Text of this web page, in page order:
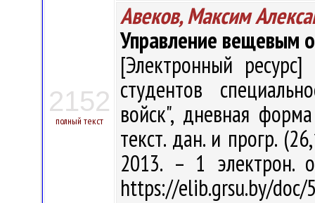
2152
полный текст
Авеков, Максим
Управление вещевым
[Электронный
студентов
войск", дневная
текст. дан. и прогр.
2013. – 1 электрон.
https://elib.grsu.by/doc/